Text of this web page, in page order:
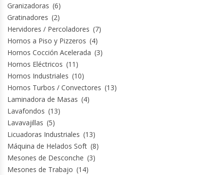
Mesones Refrigerados
Mesones Saladette
Módulos De Acero Inoxidable
Moledoras De Carne
Molinillos Para Café
Mural De Lácteos
Ofertas Del Mes
Granizadoras (6)
Gratinadores (2)
Hervidores / Percoladores (7)
Hornos a Piso y Pizzeros (4)
Hornos Cocción Acelerada (3)
Hornos Eléctricos (11)
Hornos Industriales (10)
Hornos Turbos / Convectores (13)
Laminadora de Masas (4)
Lavafondos (13)
Lavavajillas (5)
Licuadoras Industriales (13)
Máquina de Helados Soft (8)
Mesones de Desconche (3)
Mesones de Trabajo (14)